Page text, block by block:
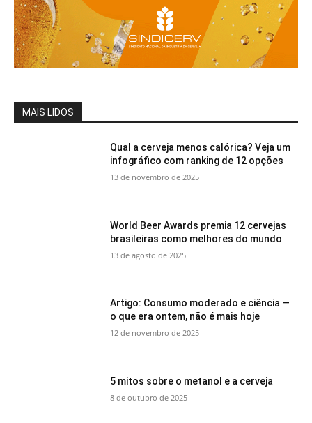
MAIS LIDOS
Qual a cerveja menos calórica? Veja um
infográfico com ranking de 12 opções
13 de novembro de 2025
World Beer Awards premia 12 cervejas
brasileiras como melhores do mundo
13 de agosto de 2025
Artigo: Consumo moderado e ciência —
o que era ontem, não é mais hoje
12 de novembro de 2025
5 mitos sobre o metanol e a cerveja
8 de outubro de 2025